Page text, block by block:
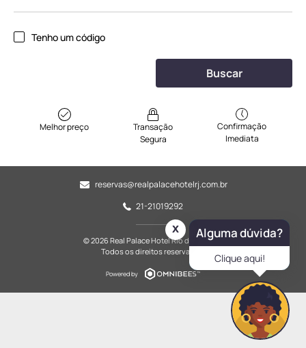
Tenho um código
Buscar
Melhor preço
Transação
Segura
Confirmação
Imediata
reservas@realpalacehotelrj.com.br
21-21019292
© 2026 Real Palace Hotel Rio de Janeiro.
Todos os direitos reservados.
Powered by
Alguma dúvida?
Clique aqui!
x